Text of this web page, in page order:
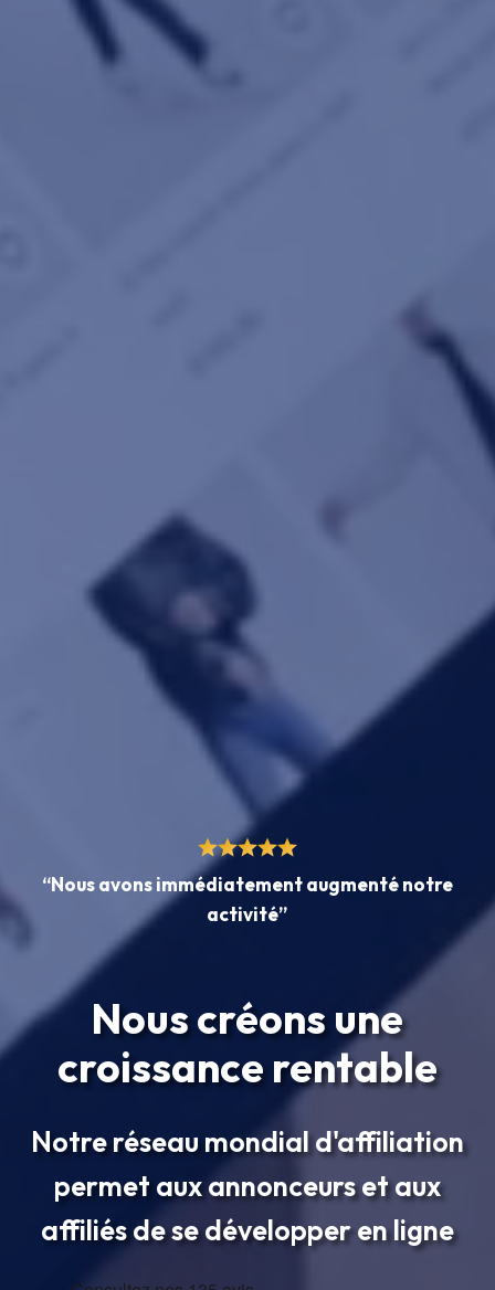
“Nous avons immédiatement augmenté notre
activité”
Nous créons une
croissance rentable
Notre réseau mondial d'affiliation
permet aux annonceurs et aux
affiliés de se développer en ligne